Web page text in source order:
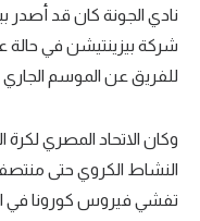
نادي الجونة كان قد أصدر
شركة بيزينتيشن في حالة
للفريق عن الموسم الجاري 2019/2020. (
وكان الاتحاد المصري
النشاط الكروي حتى
تفشي فيروس كورونا في